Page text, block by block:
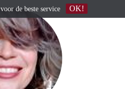
voor de beste service OK!